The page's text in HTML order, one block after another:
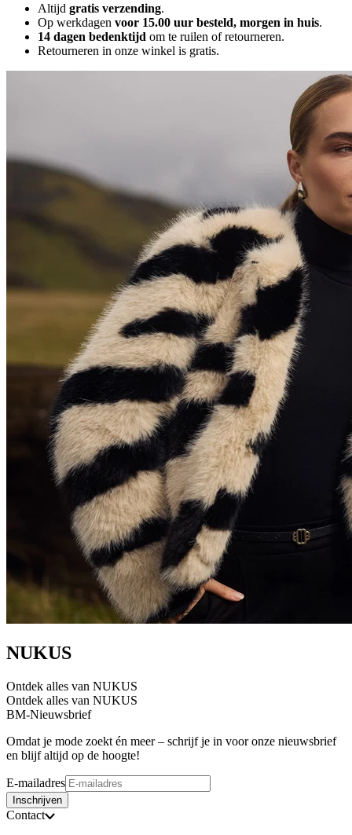
Altijd gratis verzending.
Op werkdagen voor 15.00 uur besteld, morgen in huis.
14 dagen bedenktijd om te ruilen of retourneren.
Retourneren in onze winkel is gratis.
NUKUS
Ontdek alles van NUKUS
Ontdek alles van NUKUS
BM-Nieuwsbrief
Omdat je mode zoekt én meer – schrijf je in voor onze nieuwsbrief
en blijf altijd op de hoogte!
E-mailadres
Inschrijven
Contact